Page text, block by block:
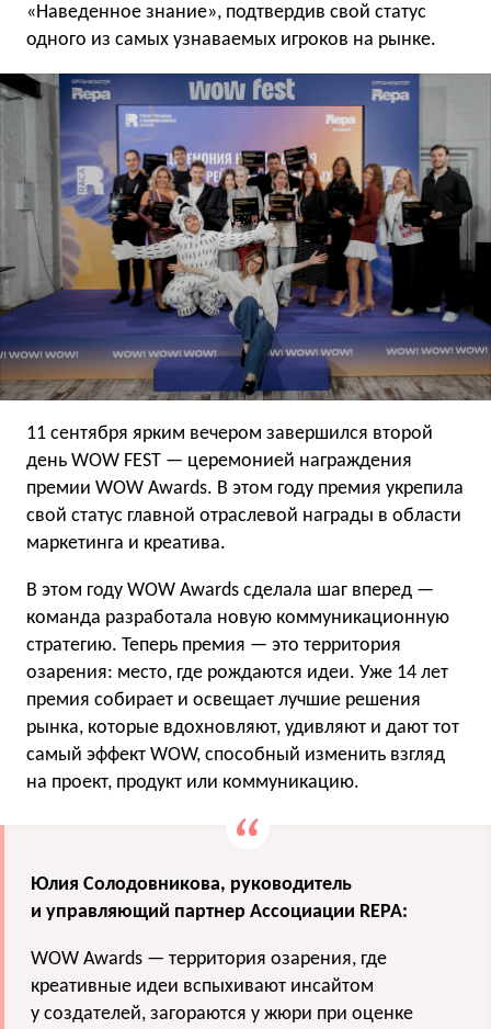
«Наведенное знание», подтвердив свой статус
одного из самых узнаваемых игроков на рынке.
11 сентября ярким вечером завершился второй
день WOW FEST — церемонией награждения
премии WOW Awards. В этом году премия укрепила
свой статус главной отраслевой награды в области
маркетинга и креатива.
В этом году WOW Awards сделала шаг вперед —
команда разработала новую коммуникационную
стратегию. Теперь премия — это территория
озарения: место, где рождаются идеи. Уже 14 лет
премия собирает и освещает лучшие решения
рынка, которые вдохновляют, удивляют и дают тот
самый эффект WOW, способный изменить взгляд
на проект, продукт или коммуникацию.
Юлия Солодовникова, руководитель
и управляющий партнер Ассоциации REPA:
WOW Awards — территория озарения, где
креативные идеи вспыхивают инсайтом
у создателей, загораются у жюри при оценке